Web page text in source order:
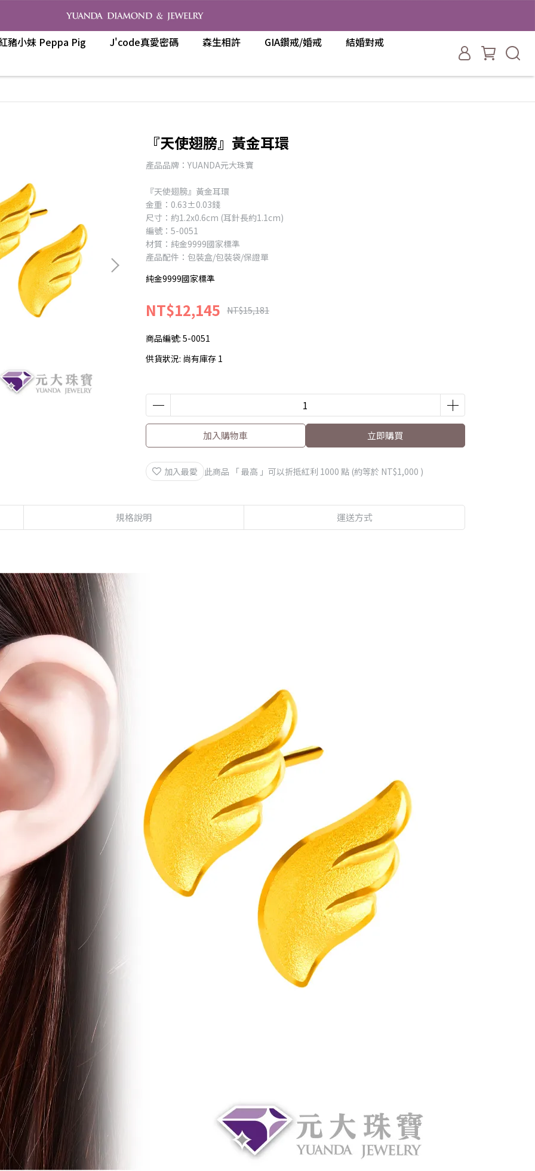
豬小妹 Peppa Pig J'code真愛密碼 森生相許 GIA鑽戒/婚戒 結婚對戒
『天使翅膀』黃金耳環
產品品牌：YUANDA元大珠寶
『天使翅膀』黃金耳環
金重：0.63±0.03錢
尺寸：約1.2x0.6cm (耳針長約1.1cm)
編號：5-0051
材質：純金9999國家標準
產品配件：包裝盒/包裝袋/保證單
純金9999國家標準
NT$12,145 NT$15,181
商品編號: 5-0051
供貨狀況: 尚有庫存 1
加入購物車 立即購買
加入最愛 此商品 「 最高 」可以折抵紅利 1000 點 (約等於 NT$1,000 )
規格說明 運送方式